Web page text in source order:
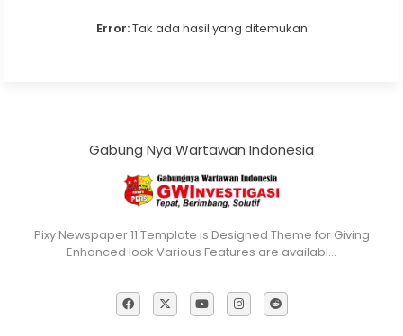
Error:Tak ada hasil yang ditemukan
Gabung Nya Wartawan Indonesia
Pixy Newspaper 11 Template is Designed Theme for Giving
Enhanced look Various Features are availabl…